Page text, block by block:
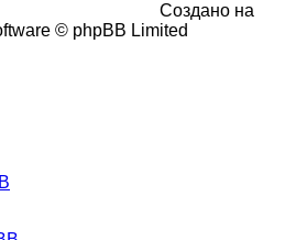
Создано на
© phpBB Limited